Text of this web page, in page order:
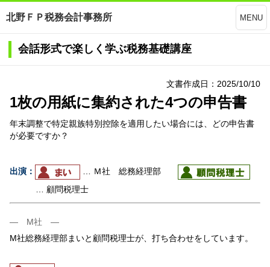
北野ＦＰ税務会計事務所 MENU
会話形式で楽しく学ぶ税務基礎講座
文書作成日：2025/10/10
1枚の用紙に集約された4つの申告書
年末調整で特定親族特別控除を適用したい場合には、どの申告書
が必要ですか？
出演：
… Ｍ社 総務経理部
… 顧問税理士
― M社 ―
M社総務経理部まいと顧問税理士が、打ち合わせをしています。